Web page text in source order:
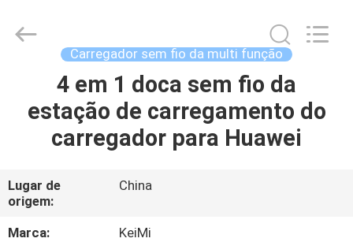
CASA
PRODUTOS
SOBRE
NÓS
Ltd..
Carregador sem fio da multi função
4 em 1 doca sem fio da
estação de carregamento do
carregador para Huawei
Lugar de
origem:
China
Marca:
KeiMi